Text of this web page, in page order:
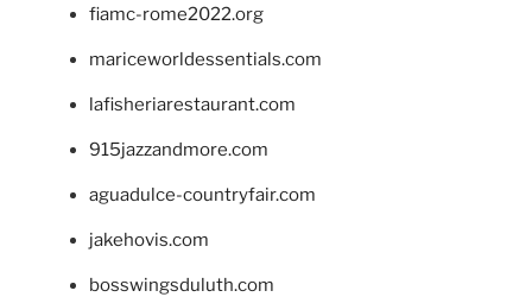
fiamc-rome2022.org
mariceworldessentials.com
lafisheriarestaurant.com
915jazzandmore.com
aguadulce-countryfair.com
jakehovis.com
bosswingsduluth.com